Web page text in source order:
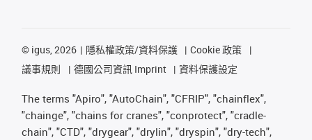
© igus, 2026 隱私權政策/資料保護
Cookie 政策
議事規則
德國公司資訊 Imprint 資料保護設定
The terms "Apiro", "AutoChain", "CFRIP", "chainflex",
"chainge", "chains for cranes", "conprotect", "cradle-
chain", "CTD", "drygear", "drylin", "dryspin", "dry-tech",